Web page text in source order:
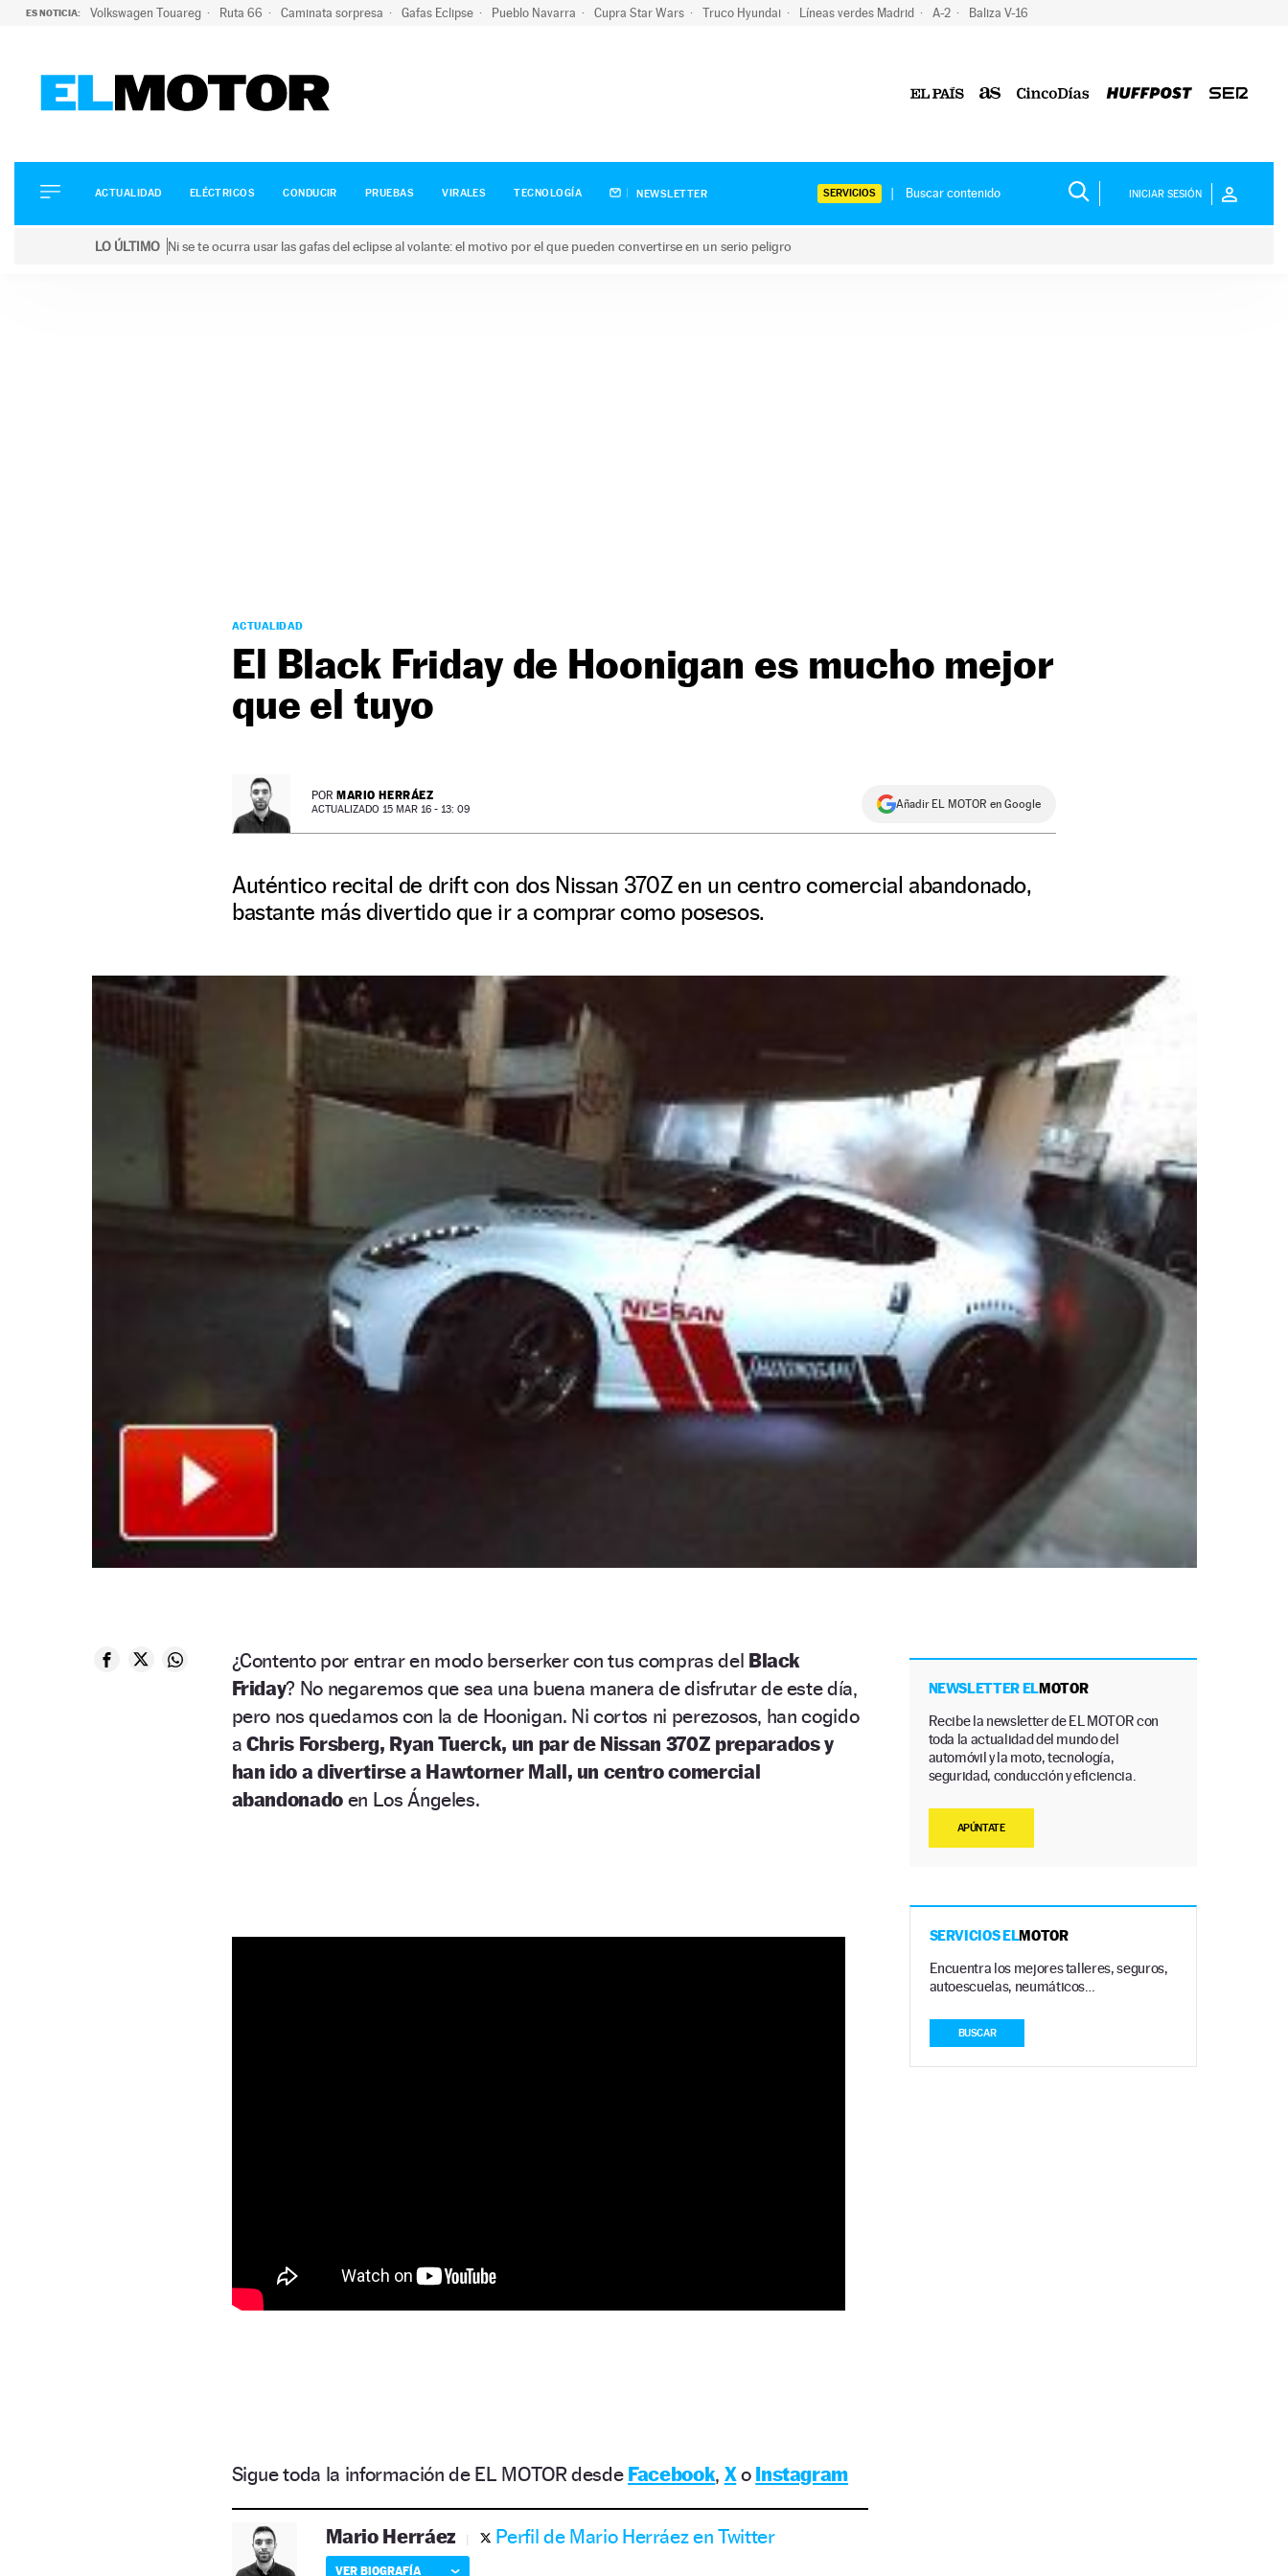
ES NOTICIA: Volkswagen Touareg Ruta 66 Caminata sorpresa Gafas Eclipse Pueblo Navarra Cupra Star Wars Truco Hyundai Líneas verdes Madrid A-2 Baliza V-16
ELÉCTRICOS
CONDUCIR
ACTUALIDAD ELÉCTRICOS CONDUCIR PRUEBAS VIRALES TECNOLOGÍA NEWSLETTER SERVICIOS INICIAR SESIÓN
LO ÚLTIMO Ni se te ocurra usar las gafas del eclipse al volante: el motivo por el que pueden convertirse en un serio peligro
ACTUALIDAD
El Black Friday de Hoonigan es mucho mejor
que el tuyo
POR MARIO HERRÁEZ
ACTUALIZADO 15 MAR 16 - 13: 09 Añadir EL MOTOR en Google
Auténtico recital de drift con dos Nissan 370Z en un centro comercial abandonado,
bastante más divertido que ir a comprar como posesos.
¿Contento por entrar en modo berserker con tus compras del Black
Friday? No negaremos que sea una buena manera de disfrutar de este día,
pero nos quedamos con la de Hoonigan. Ni cortos ni perezosos, han cogido
a Chris Forsberg, Ryan Tuerck, un par de Nissan 370Z preparados y
han ido a divertirse a Hawtorner Mall, un centro comercial
abandonado en Los Ángeles.
Sigue toda la información de EL MOTOR desde Facebook, Xo Instagram
Mario Herráez Perfil de Mario Herráez en Twitter
VER BIOGRAFÍA
NEWSLETTER ELMOTOR
Recibe la newsletter de EL MOTOR con
toda la actualidad del mundo del
automóvil y la moto, tecnología,
seguridad, conducción y eficiencia.
APÚNTATE
SERVICIOS ELMOTOR
Encuentra los mejores talleres, seguros,
autoescuelas, neumáticos…
BUSCAR